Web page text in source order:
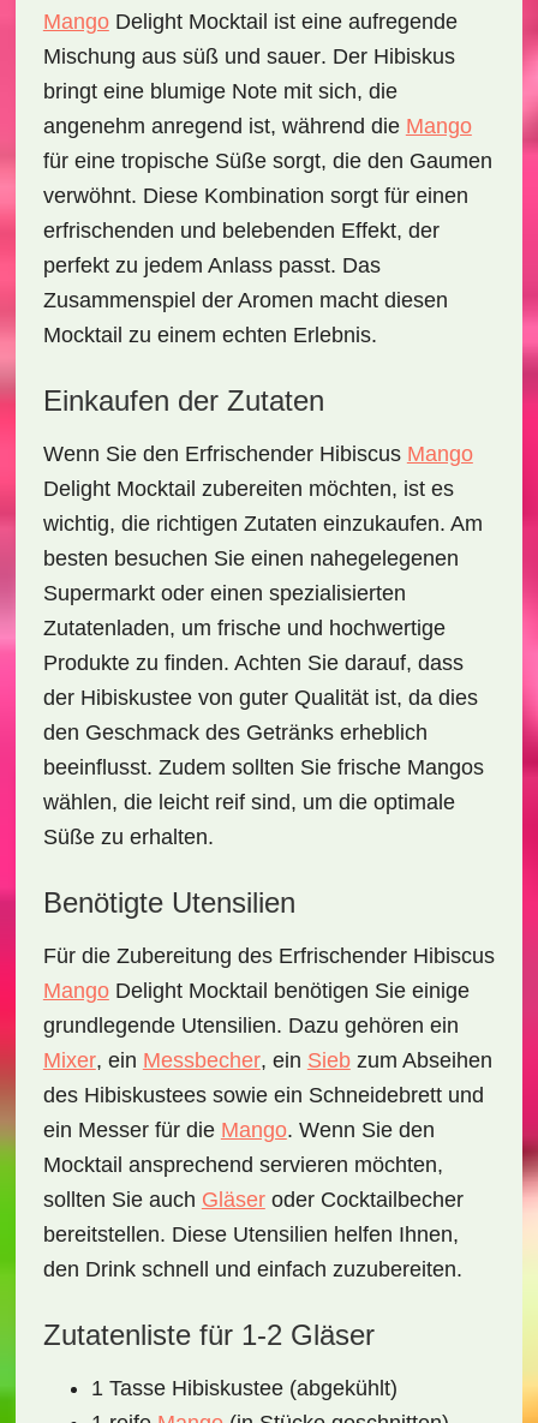
MangoDelight Mocktail ist eine aufregende
Mischung aus süßund sauer. Der Hibiskus
bringt eine blumige Note mit sich, die
angenehm anregend ist, während die Mango
für eine tropische Süße sorgt, die den Gaumen
verwöhnt. Diese Kombination sorgt für einen
erfrischenden und belebenden Effekt, der
perfekt zu jedem Anlass passt. Das
Zusammenspiel der Aromen macht diesen
Mocktail zu einem echten Erlebnis.
Einkaufen der Zutaten
Wenn Sie den Erfrischender Hibiscus Mango
Delight Mocktail zubereiten möchten, ist es
wichtig, die richtigen Zutaten einzukaufen. Am
besten besuchen Sie einen nahegelegenen
Supermarkt oder einen spezialisierten
Zutatenladen, um frische und hochwertige
Produkte zu finden. Achten Sie darauf, dass
der Hibiskustee von guter Qualität ist, da dies
den Geschmack des Getränks erheblich
beeinflusst. Zudem sollten Sie frische Mangos
wählen, die leicht reif sind, um die optimale
Süße zu erhalten.
Benötigte Utensilien
Für die Zubereitung des Erfrischender Hibiscus
MangoDelight Mocktail benötigen Sie einige
grundlegende Utensilien. Dazu gehören ein
Mixer, ein Messbecher, ein Siebzum Abseihen
des Hibiskustees sowie ein Schneidebrettund
ein Messerfür die Mango. Wenn Sie den
Mocktail ansprechend servieren möchten,
sollten Sie auch Gläseroder Cocktailbecher
bereitstellen. Diese Utensilien helfen Ihnen,
den Drink schnell und einfach zuzubereiten.
Zutatenliste für 1-2 Gläser
1 Tasse Hibiskustee (abgekühlt)